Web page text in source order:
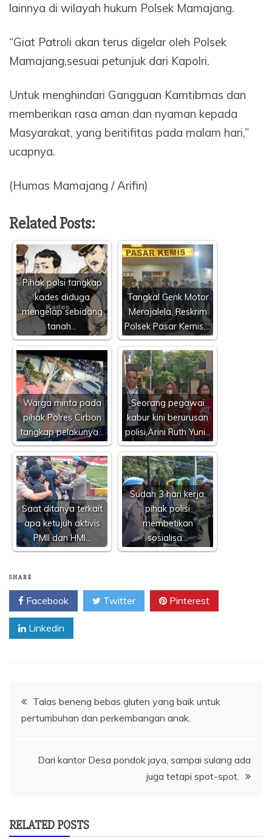
lainnya di wilayah hukum Polsek Mamajang.
“Giat Patroli akan terus digelar oleh Polsek
Mamajang,sesuai petunjuk dari Kapolri.
Untuk menghindari Gangguan Kamtibmas dan
memberikan rasa aman dan nyaman kepada
Masyarakat, yang beritifitas pada malam hari,”
ucapnya.
(Humas Mamajang / Arifin)
Related Posts:
Pihak polsi tangkap
kades diduga
mengelap sebidang
tanah…
Tangkal Genk Motor
Merajalela, Reskrim
Polsek Pasar Kemis,…
Warga minta pada
pihak Polres Cirbon
tangkap pelakunya…
Seorang pegawai
kabur kini berurusan
polisi,Arini Ruth Yuni…
Saat ditanya terkait
apa ketujuh aktivis
PMII dan HMI…
Sudah 3 hari kerja,
pihak polisi
membetikan
sosialisa…
SHARE
Facebook Twitter Pinterest
Linkedin
Navigasi
pos
Talas beneng bebas gluten yang baik untuk
pertumbuhan dan perkembangan anak.
Dari kantor Desa pondok jaya, sampai sulang ada
juga tetapi spot-spot.
RELATED POSTS